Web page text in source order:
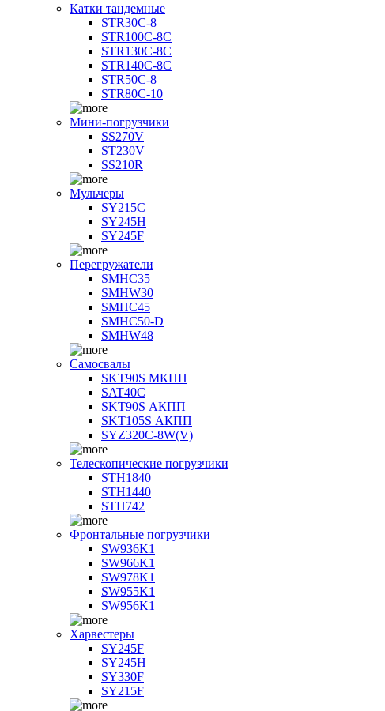
Катки тандемные
STR30C-8
STR100C-8С
STR130C-8С
STR140C-8С
STR50C-8
STR80C-10
Мини-погрузчики
SS270V
ST230V
SS210R
Мульчеры
SY215C
SY245H
SY245F
Перегружатели
SMHC35
SMHW30
SMHC45
SMHC50-D
SMHW48
Самосвалы
SKT90S МКПП
SAT40C
SKT90S АКПП
SKT105S АКПП
SYZ320C-8W(V)
Телескопические погрузчики
STH1840
STH1440
STH742
Фронтальные погрузчики
SW936K1
SW966K1
SW978K1
SW955K1
SW956K1
Харвестеры
SY245F
SY245H
SY330F
SY215F